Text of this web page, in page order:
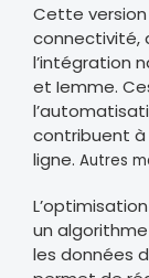
Cette
connectivité,
l’intégration
et Iemme.
contribuent à
ligne. Autres
un
les données